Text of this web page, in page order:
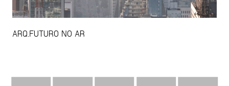
ARQ.FUTURO NO AR